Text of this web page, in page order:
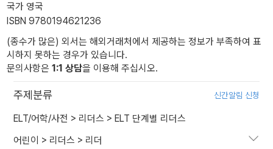
국가 영국
ISBN 9780194621236
(종수가 많은) 외서는 해외거래처에서 제공하는 정보가 부족하여 표
시하지 못하는 경우가 있습니다.
문의사항은 1:1 상담을 이용해 주십시오.
주제분류 신간알림 신청
ELT/어학/사전 > 리더스 > ELT 단계별 리더스
어린이 > 리더스 > 리더